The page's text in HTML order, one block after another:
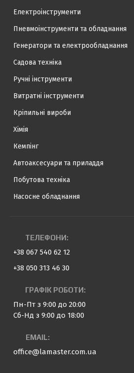
Електроінструменти
Пневмоінструменти та обладнання
Генератори та електрообладнання
Садова техніка
Ручні інструменти
Витратні інструменти
Кріпильні вироби
Хімія
Кемпінг
Автоаксесуари та приладдя
Побутова техніка
Насосне обладнання
ТЕЛЕФОНИ:
+38 067 540 62 12
+38 050 313 46 30
ГРАФІК РОБОТИ:
Пн-Пт з 9:00 до 20:00
Сб-Нд з 9:00 до 18:00
EMAIL:
office@lamaster.com.ua